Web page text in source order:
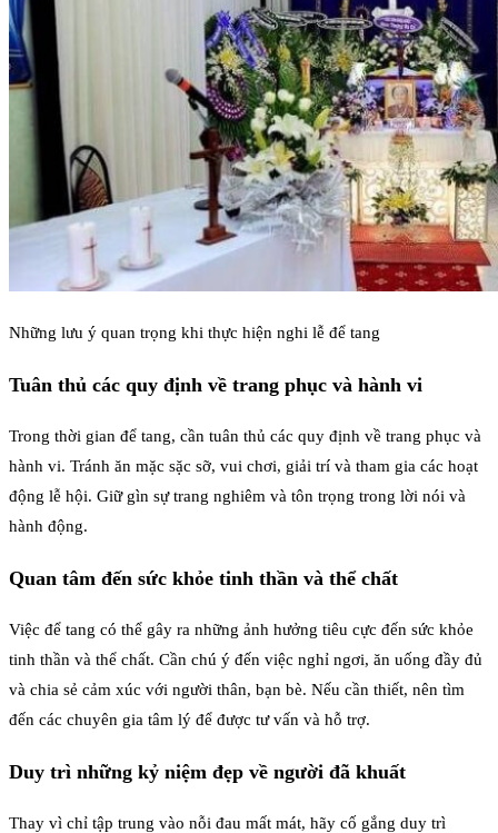
Những lưu ý quan trọng khi thực hiện nghi lễ để tang
Tuân thủ các quy định về trang phục và hành vi
Trong thời gian để tang, cần tuân thủ các quy định về trang phục và
hành vi. Tránh ăn mặc sặc sỡ, vui chơi, giải trí và tham gia các hoạt
động lễ hội. Giữ gìn sự trang nghiêm và tôn trọng trong lời nói và
hành động.
Quan tâm đến sức khỏe tinh thần và thể chất
Việc để tang có thể gây ra những ảnh hưởng tiêu cực đến sức khỏe
tinh thần và thể chất. Cần chú ý đến việc nghỉ ngơi, ăn uống đầy đủ
và chia sẻ cảm xúc với người thân, bạn bè. Nếu cần thiết, nên tìm
đến các chuyên gia tâm lý để được tư vấn và hỗ trợ.
Duy trì những kỷ niệm đẹp về người đã khuất
Thay vì chỉ tập trung vào nỗi đau mất mát, hãy cố gắng duy trì